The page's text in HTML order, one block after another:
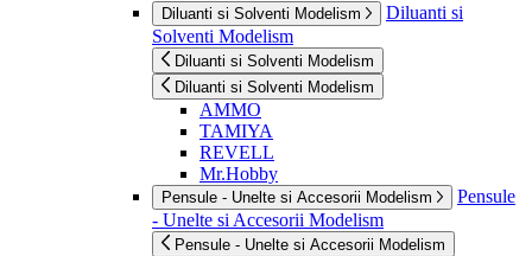
Diluanti si Solventi Modelism
Diluanti si
Solventi Modelism
Diluanti si Solventi Modelism
Diluanti si Solventi Modelism
AMMO
TAMIYA
REVELL
Mr.Hobby
Pensule - Unelte si Accesorii Modelism
Pensule
- Unelte si Accesorii Modelism
Pensule - Unelte si Accesorii Modelism